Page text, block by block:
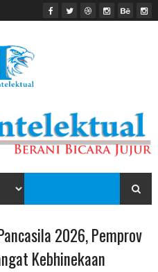
2026, Pemprov
Kebhinekaan